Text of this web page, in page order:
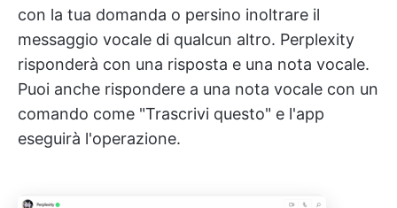
con la tua domanda o persino inoltrare il
messaggio vocale di qualcun altro. Perplexity
risponderà con una risposta e una nota vocale.
Puoi anche rispondere a una nota vocale con un
comando come "Trascrivi questo" e l'app
eseguirà l'operazione.